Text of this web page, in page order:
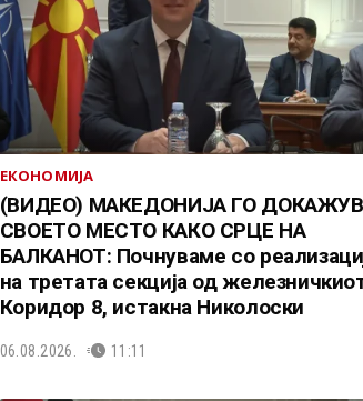
ЕКОНОМИЈА
(ВИДЕО) МАКЕДОНИЈА ГО
СВОЕТО МЕСТО КАКО СРЦЕ НА
БАЛКАНОТ: Почнуваме со
на третата секција од
Коридор 8, истакна Николоски
06.08.2026. 11:11